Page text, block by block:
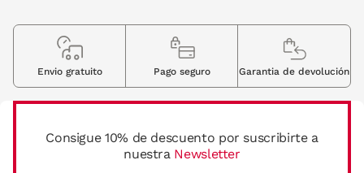
Consigue 10% de descuento por suscribirte a
nuestra Newsletter
Envio gratuito Pago seguro Garantia de devolución